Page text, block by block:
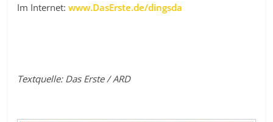
Im Internet:www.DasErste.de/dingsda
Textquelle: Das Erste / ARD